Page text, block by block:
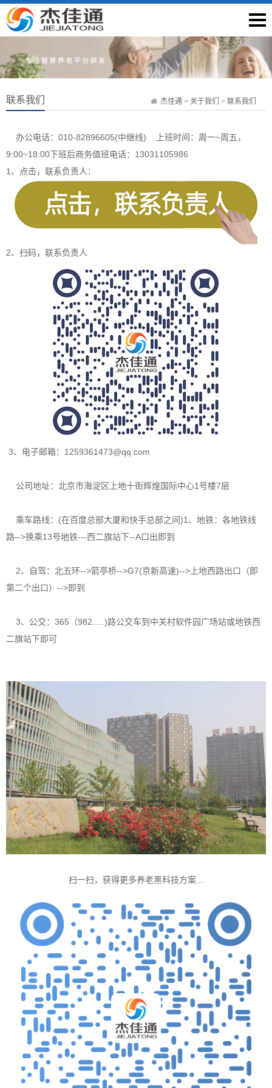
联系我们 杰佳通 > 关于我们 > 联系我们
办公电话： 010-82896605(中继线) 上班时间：周一~周五，
9:00~18:00下班后商务值班电话： 13031105986
1、点击，联系负责人：
2、扫码，联系负责人
3、电子邮箱：1259361473@qq.com
公司地址：北京市海淀区上地十街辉煌国际中心1号楼7层
乘车路线：(在百度总部大厦和快手总部之间)1、地铁：各地铁线
路-->换乘13号地铁---西二旗站下--A口出即到
2、自驾：北五环-->箭亭桥-->G7(京新高速)-->上地西路出口（即
第二个出口）-->即到
3、公交：365（982.....)路公交车到中关村软件园广场站或地铁西
二旗站下即可
扫一扫，获得更多养老黑科技方案...